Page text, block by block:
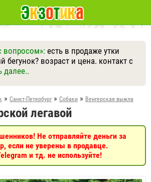
вопросом»: есть в продаже утки
бегунок? возраст и цена. контакт с
далее..
Другие вопросы
Задать вопрос
» Санкт-Петербург» Собаки » Венгерская выжла
легавой
Не отправляйте деньги за
если не уверены в продавце.
и тд. не используйте!